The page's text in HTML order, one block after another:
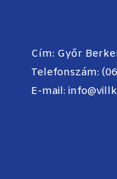
Cím: Győr
Telefonszám:
E-mail: